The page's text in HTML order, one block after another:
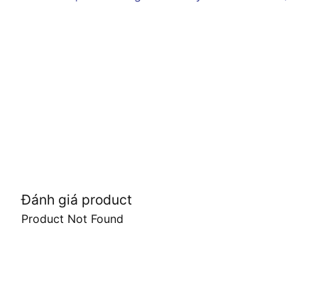
Đánh giá product
Product Not Found